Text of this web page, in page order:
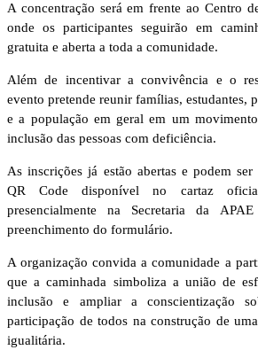
A concentração será em frente ao Centro
onde os participantes seguirão em
gratuita e aberta a toda a comunidade.
Além de incentivar a convivência e o
evento pretende reunir famílias, estudantes,
e a população em geral em um
inclusão das pessoas com deficiência.
As inscrições já estão abertas e podem
QR Code disponível no cartaz
presencialmente na Secretaria da
preenchimento do formulário.
A organização convida a comunidade a
que a caminhada simboliza a união de
inclusão e ampliar a conscientização
participação de todos na construção de
igualitária.